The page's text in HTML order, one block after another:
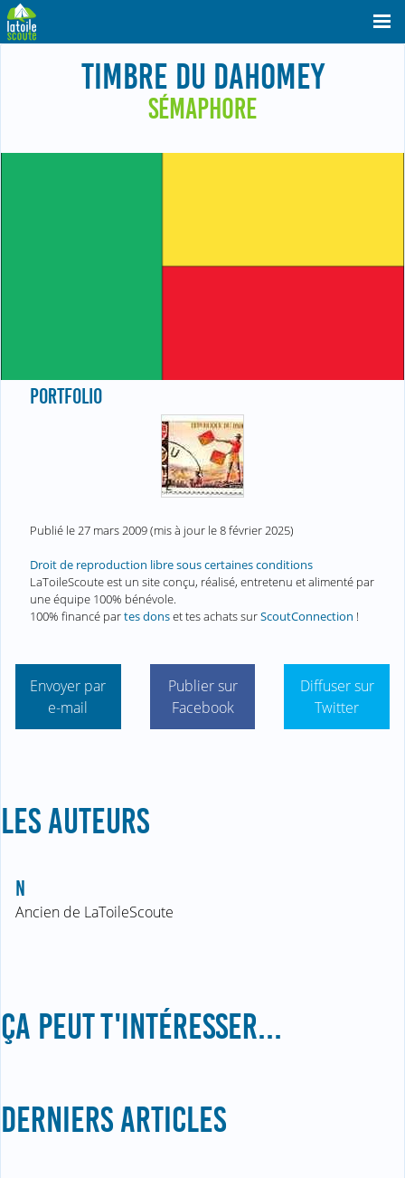
TIMBRE DU DAHOMEY
SÉMAPHORE
PORTFOLIO
Publié le27 mars 2009(mis à jour le8 février 2025)
Droit de reproduction libre sous certaines conditions
LaToileScoute est un site conçu, réalisé, entretenu et alimenté par
une équipe 100% bénévole.
100% financé partes donset tes achats surScoutConnection !
Envoyer par
e-mail
Publier sur
Facebook
Diffuser sur
Twitter
LES AUTEURS
N
Ancien de LaToileScoute
ÇA PEUT T'INTÉRESSER...
DERNIERS ARTICLES